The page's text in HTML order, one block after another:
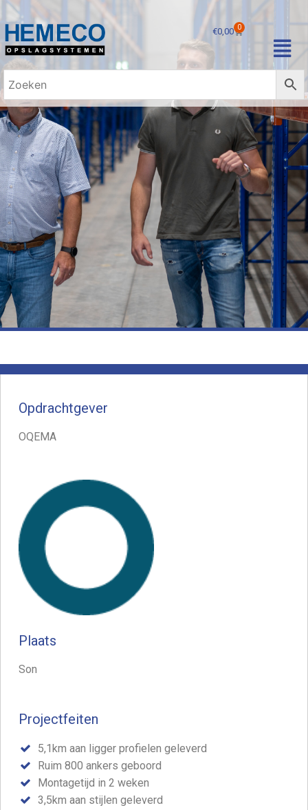
€0,00 0
Opdrachtgever
OQEMA
Plaats
Son
Projectfeiten
5,1km aan ligger profielen geleverd
Ruim 800 ankers geboord
Montagetijd in 2 weken
3,5km aan stijlen geleverd